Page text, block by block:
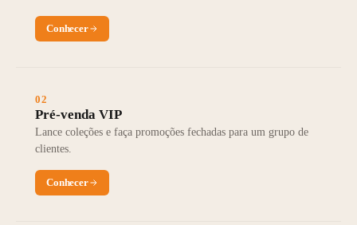
Conhecer
02
Pré-venda VIP
Lance coleções e faça promoções fechadas para um grupo de
clientes.
Conhecer